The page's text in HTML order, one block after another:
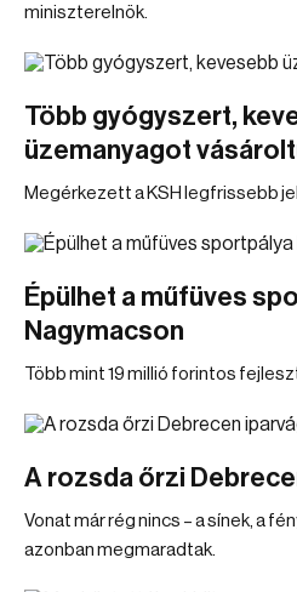
miniszterelnök.
Több gyógyszert,
üzemanyagot
Megérkezett a KSH legfrissebb
Épülhet a műfüves
Nagymacson
Több mint 19 millió forintos
A rozsda őrzi
Vonat már rég nincs – a sínek, a
azonban megmaradtak.